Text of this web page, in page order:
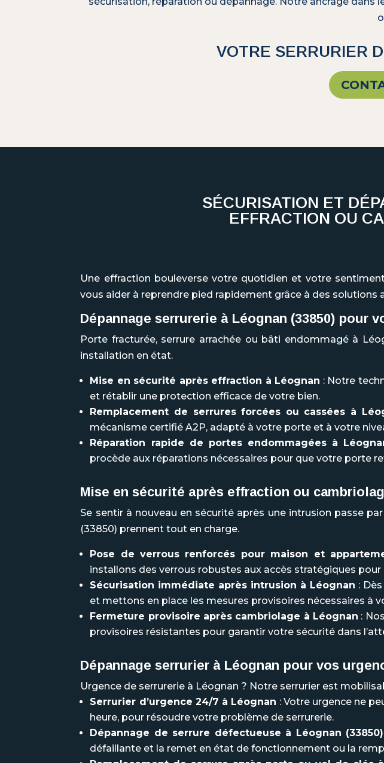
VOTRE SERRURIER
SÉCURISATION ET
EFFRACTION OU
Une effraction bouleverse votre quotidien et votre
vous aider à reprendre pied rapidement grâce à des solutions
Dépannage serrurerie à Léognan (33850) pour
Porte fracturée, serrure arrachée ou bâti endommagé à
installation en état.
Mise en sécurité après effraction à Léognan : Notre
et rétablir une protection efficace de votre bien.
Remplacement de serrures forcées ou cassées à
mécanisme certifié A2P, adapté à votre porte et à votre
Réparation rapide de portes endommagées à
procède aux réparations nécessaires pour que votre porte
Mise en sécurité après effraction ou
Se sentir à nouveau en sécurité après une intrusion passe
(33850) prennent tout en charge.
Pose de verrous renforcés pour maison et
installons des verrous robustes aux accès stratégiques
Sécurisation immédiate après intrusion à Léognan :
et mettons en place les mesures provisoires nécessaires à
Fermeture provisoire après cambriolage à Léognan :
provisoires résistantes pour garantir votre sécurité dans
Dépannage serrurier à Léognan pour vos
Urgence de serrurerie à Léognan ? Notre serrurier est
Serrurier d’urgence 24/7 à Léognan : Votre urgence ne
heure, pour résoudre votre problème de serrurerie.
Dépannage de serrure défectueuse à Léognan (33850)
défaillante et la remet en état de fonctionnement ou la